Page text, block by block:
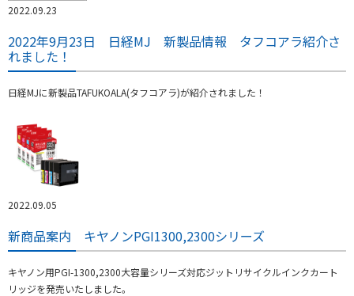
2022.09.23
2022年9月23日 日経MJ 新製品情報 タフコアラ紹介さ
れました！
日経MJに新製品TAFUKOALA(タフコアラ)が紹介されました！
2022.09.05
新商品案内 キヤノンPGI1300,2300シリーズ
キヤノン用PGI-1300,2300大容量シリーズ対応ジットリサイクルインクカート
リッジを発売いたしました。